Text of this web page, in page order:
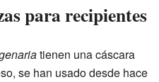
para recipientes
tienen una cáscara
se han usado desde hace